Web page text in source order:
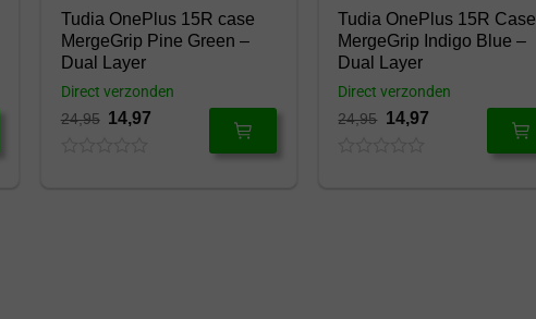
Tudia OnePlus 15R case
MergeGrip Pine Green –
Dual Layer
24,95 14,97
Direct verzonden
Tudia OnePlus 15R Case
MergeGrip Indigo Blue –
Dual Layer
24,95 14,97
Direct verzonden